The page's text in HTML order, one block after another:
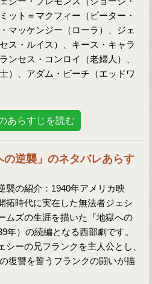
ット＝マクフィー（ピーター・
マッケンジー（ローラ）、ジェ
ス・ルイス）、キース・キャラ
ンセス・コンロイ（老婦人）、
）、アダム・ビーチ（エッドワ
あらすじを読む
の逆襲」のネタバレあらす
襲の紹介：1940年アメリカ映
拓時代に実在した無法者ジェシ
ムズの生涯を描いた『地獄への
年）の続編となる西部劇です。
シーの兄フランクを主人公とし、
復讐を誓うフランクの闘いが描